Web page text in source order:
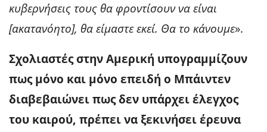
κυβερνήσεις τους θα φροντίσουν να είναι
[ακατανόητο], θα είμαστε εκεί. Θα το κάνουμε».
Σχολιαστές στην Αμερική υπογραμμίζουν
πως μόνο και μόνο επειδή ο Μπάιντεν
διαβεβαιώνει πως δεν υπάρχει έλεγχος
του καιρού, πρέπει να ξεκινήσει έρευνα